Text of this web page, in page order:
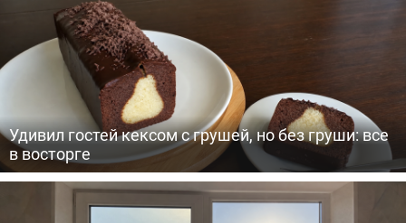
Удивил гостей кексом с грушей, но без груши: все
в восторге